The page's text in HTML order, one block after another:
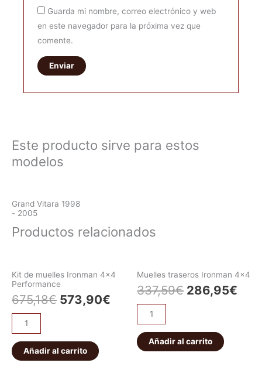
Guarda mi nombre, correo electrónico y web
en este navegador para la próxima vez que
comente.
Este producto sirve para estos
modelos
Grand Vitara 1998
- 2005
Productos relacionados
Kit de muelles Ironman 4×4
Performance
675,18€ 573,90€
Añadir al carrito
Muelles traseros Ironman 4×4
337,59€ 286,95€
Añadir al carrito